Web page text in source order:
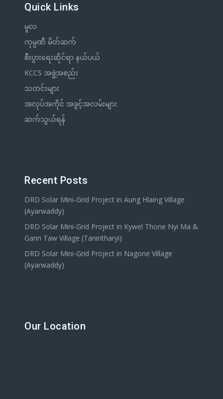
Quick Links
မူလ
ကုမ္ပဏီ မိတ်ဆက်
စီးပွားရေးဆိုင်ရာ နယ်ပယ်
KCCS အဖွဲ့အစည်း
သတင်းများ
အလုပ်အကိုင် အခွင့်အလမ်းများ
ဆက်သွယ်ရန်
Recent Posts
DRD Solar Mini-Grid Project in Aung Hlaing Village
(Ayarwaddy)
DRD Solar Mini-Grid Project in Kywel Thone Nyi Ma &
Gann Taw Village (Tanintharyi)
DRD Solar Mini-Grid Project in Nagone Village
(Ayarwaddy)
Our Location